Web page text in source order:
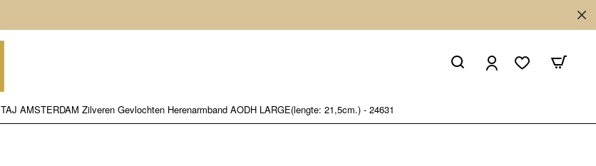
TAJ AMSTERDAM Zilveren Gevlochten Herenarmband AODH LARGE(lengte: 21,5cm.) - 24631